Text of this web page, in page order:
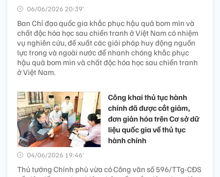
06/06/2026 20:39’
Ban Chỉ đạo quốc gia khắc phục hậu quả bom mìn và
chất độc hóa học sau chiến tranh ở Việt Nam có nhiệm
vụ nghiên cứu, đề xuất các giải pháp huy động nguồn
lực trong và ngoài nước để nhanh chóng khắc phục
hậu quả bom mìn và chất độc hóa học sau chiến tranh
ở Việt Nam.
Công khai thủ tục hành
chính đã được cắt giảm,
đơn giản hóa trên Cơ sở dữ
liệu quốc gia về thủ tục
hành chính
04/06/2026 19:46’
Thủ tướng Chính phủ vừa có Công văn số 596/TTg-CĐS